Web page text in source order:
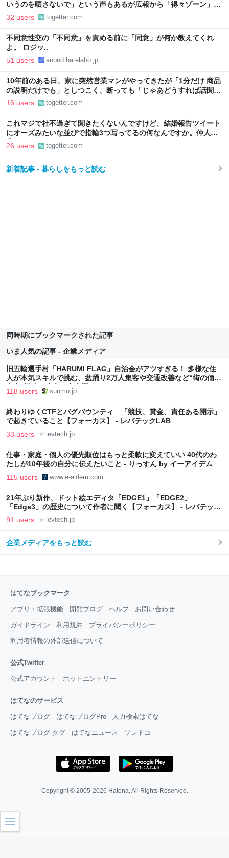
いうのを晒さないで」という声もあるが広報から「得々ゾーン」と
いう正規サービスだとの回答も
32 users togetter.com
不同意性交の「不同意」を責める前に「同意」が何か教えてくれ
よ。 ロジッ..
51 users anond.hatelabo.jp
10年前のある日、家に突然営業マンがやってきたが「1分だけ 商品
の説明だけでも」としつこく、断っても「じゃあどうすれば話聞い
てくれますか」と言われたので、ある方法で解決することに
16 users togetter.com
これマジで社不過ぎて聞きたくないんですけど、結婚報告ツイート
にオーズみたいな並びで指輪3つ写ってるの何なんですか。仲人の
分？
26 users togetter.com
新着記事 - 暮らしをもっと読む
同時期にブックマークされた記事
いま人気の記事 - 企業メディア
旧五輪選手村「HARUMI FLAG」自治会がアツすぎる！ 多様な住
人が本気スキルで挑む、盆踊り2万人集客や交通改善など“街の価値
向上”戦略 東京・中央区
118 users suumo.jp
終わりゆくCTFとバグバウンティ 「競技、賞金、責任ある開示」
で起きていること【フォーカス】 - レバテックLAB
33 users levtech.jp
仕事・家庭・個人の優先順位はもっと柔軟に変えていい 40代のわ
たしが10年後の自分に伝えたいこと - りっすん by イーアイデム
115 users www.e-aidem.com
21年ぶり新作、ドット絵エディタ「EDGE1」「EDGE2」
「Edge3」の歴史について作者に聞く【フォーカス】 - レバテック
LAB
91 users levtech.jp
企業メディアをもっと読む
はてなブックマーク
アプリ・拡張機能 開発ブログ ヘルプ お問い合わせ
ガイドライン 利用規約 プライバシーポリシー
利用者情報の外部送信について
公式Twitter
公式アカウント ホットエントリー
はてなのサービス
はてなブログ はてなブログPro 人力検索はてな
はてなブログ タグ はてなニュース ソレドコ
Copyright © 2005-2026 Hatena. All Rights Reserved.